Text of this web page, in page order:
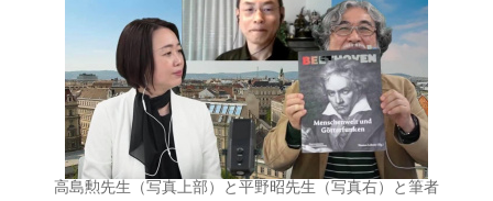
高島勲先生（写真上部）と平野昭先生（写真右）と筆者
作曲家シリーズ
旅のヒント
ショパン国際ピアノコンクール